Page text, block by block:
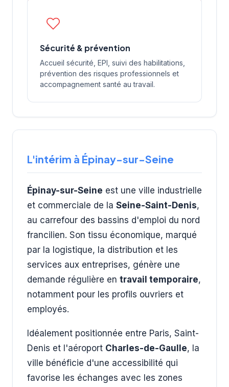
Sécurité & prévention
Accueil sécurité, EPI, suivi des habilitations,
prévention des risques professionnels et
accompagnement santé au travail.
L'intérim à Épinay-sur-Seine
Épinay-sur-Seine est une ville industrielle
et commerciale de la Seine-Saint-Denis,
au carrefour des bassins d'emploi du nord
francilien. Son tissu économique, marqué
par la logistique, la distribution et les
services aux entreprises, génère une
demande régulière en travail temporaire,
notamment pour les profils ouvriers et
employés.
Idéalement positionnée entre Paris, Saint-
Denis et l'aéroport Charles-de-Gaulle, la
ville bénéficie d'une accessibilité qui
favorise les échanges avec les zones